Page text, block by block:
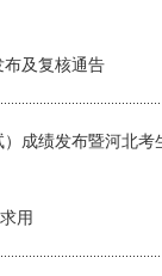
及复核通告
成绩发布暨河北考
用